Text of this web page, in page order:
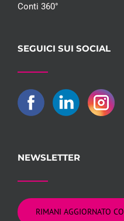
Conti 360°
SEGUICI SUI SOCIAL
NEWSLETTER
RIMANI AGGIORNATO